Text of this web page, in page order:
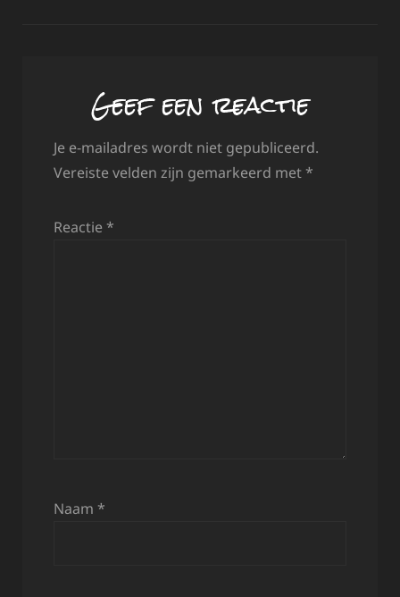
Geef een reactie
Je e-mailadres wordt niet gepubliceerd.
Vereiste velden zijn gemarkeerd met *
Reactie *
Naam *